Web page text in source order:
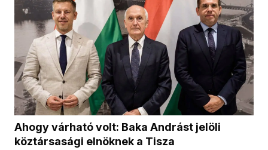
Ahogy várható volt: Baka Andrást jelöli
köztársasági elnöknek a Tisza